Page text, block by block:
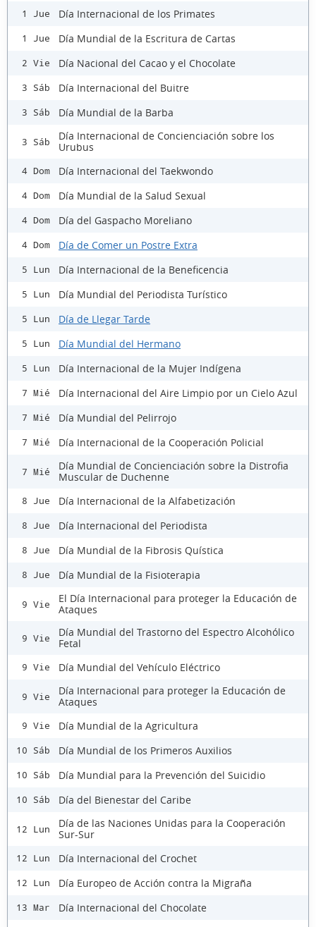
1 Jue Día Internacional de los Primates
1 Jue Día Mundial de la Escritura de Cartas
2 Vie Día Nacional del Cacao y el Chocolate
3 Sáb Día Internacional del Buitre
3 Sáb Día Mundial de la Barba
3 Sáb
Día Internacional de Concienciación sobre los
Urubus
4 Dom Día Internacional del Taekwondo
4 Dom Día Mundial de la Salud Sexual
4 Dom Día del Gaspacho Moreliano
4 Dom Día de Comer un Postre Extra
5 Lun Día Internacional de la Beneficencia
5 Lun Día Mundial del Periodista Turístico
5 Lun Día de Llegar Tarde
5 Lun Día Mundial del Hermano
5 Lun Día Internacional de la Mujer Indígena
7 Mié Día Internacional del Aire Limpio por un Cielo Azul
7 Mié Día Mundial del Pelirrojo
7 Mié Día Internacional de la Cooperación Policial
7 Mié
Día Mundial de Concienciación sobre la Distrofia
Muscular de Duchenne
8 Jue Día Internacional de la Alfabetización
8 Jue Día Internacional del Periodista
8 Jue Día Mundial de la Fibrosis Quística
8 Jue Día Mundial de la Fisioterapia
9 Vie
El Día Internacional para proteger la Educación de
Ataques
9 Vie
Día Mundial del Trastorno del Espectro Alcohólico
Fetal
9 Vie Día Mundial del Vehículo Eléctrico
9 Vie
Día Internacional para proteger la Educación de
Ataques
9 Vie Día Mundial de la Agricultura
10 Sáb Día Mundial de los Primeros Auxilios
10 Sáb Día Mundial para la Prevención del Suicidio
10 Sáb Día del Bienestar del Caribe
12 Lun
Día de las Naciones Unidas para la Cooperación
Sur-Sur
12 Lun Día Internacional del Crochet
12 Lun Día Europeo de Acción contra la Migraña
13 Mar
Día Internacional del Chocolate